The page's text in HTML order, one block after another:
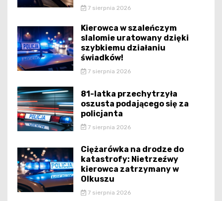
7 sierpnia 2026
Kierowca w szaleńczym
slalomie uratowany dzięki
szybkiemu działaniu
świadków!
7 sierpnia 2026
81-latka przechytrzyła
oszusta podającego się za
policjanta
7 sierpnia 2026
Ciężarówka na drodze do
katastrofy: Nietrzeźwy
kierowca zatrzymany w
Olkuszu
7 sierpnia 2026